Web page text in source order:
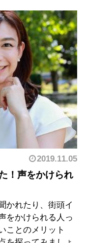
2019.11.05
！声をかけられ
かれたり、街頭イ
をかけられる人っ
ことのメリット